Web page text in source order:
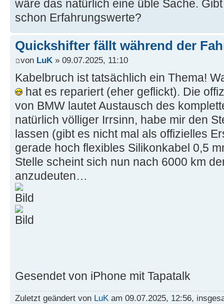
wäre das natürlich eine üble Sache.
schon Erfahrungswerte?
Quickshifter fällt während der
von LuK » 09.07.2025, 11:10
Kabelbruch ist tatsächlich ein Thema!
hat es repariert (eher geflickt). Die
von BMW lautet Austausch des
natürlich völliger Irrsinn, habe mir den
lassen (gibt es nicht mal als offizielles
gerade hoch flexibles Silikonkabel 0,5
Stelle scheint sich nun nach 6000 km
anzudeuten…
Gesendet von iPhone mit Tapatalk
Zuletzt geändert von LuK am 09.07.2025, 12:56,